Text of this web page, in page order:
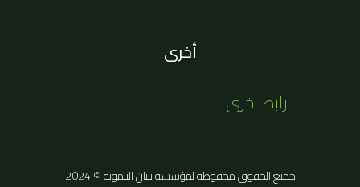
أخرى
رابط اخرى
جميع الحقوق محفوظة لمؤسسة بنيان التنموية © 2024